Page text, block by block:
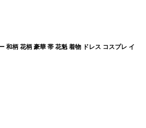
柄 花柄 豪華 帯 花魁 着物 ドレス コスプレ イ